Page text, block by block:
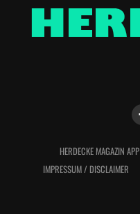
HERDECKE MAGAZIN APP
IMPRESSUM / DISCLAIMER